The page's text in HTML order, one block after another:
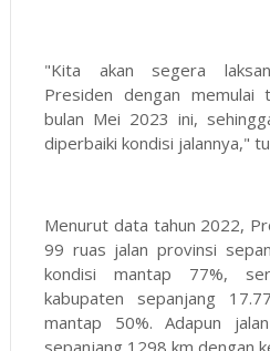
"Kita akan segera
Presiden dengan memulai
bulan Mei 2023 ini,
diperbaiki kondisi jalannya,"
Menurut data tahun 2022,
99 ruas jalan provinsi
kondisi mantap 77%,
kabupaten sepanjang
mantap 50%. Adapun
sepanjang 1298 km dengan